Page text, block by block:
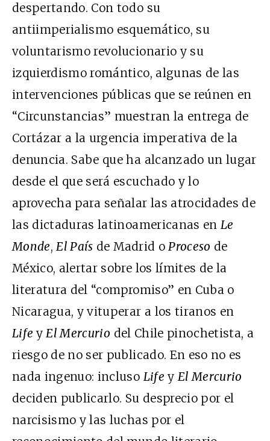
despertando. Con todo su
antiimperialismo esquemático, su
voluntarismo revolucionario y su
izquierdismo romántico, algunas de las
intervenciones públicas que se reúnen en
“Circunstancias” muestran la entrega de
Cortázar a la urgencia imperativa de la
denuncia. Sabe que ha alcanzado un lugar
desde el que será escuchado y lo
aprovecha para señalar las atrocidades de
las dictaduras latinoamericanas en Le
Monde,El País de Madrid oProceso de
México, alertar sobre los límites de la
literatura del “compromiso” en Cuba o
Nicaragua, y vituperar a los tiranos en
Life yEl Mercurio del Chile pinochetista, a
riesgo de no ser publicado. En eso no es
nada ingenuo: incluso Life y El Mercurio
deciden publicarlo. Su desprecio por el
narcisismo y las luchas por el